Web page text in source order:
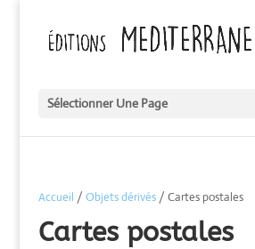
Sélectionner Une Page
Accueil / Objets dérivés/ Cartes postales
Cartes postales